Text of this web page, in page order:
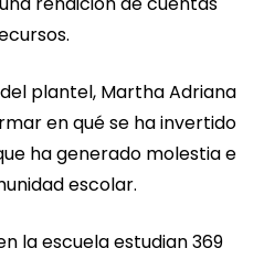
plantel, Martha Adriana
en qué se ha invertido
ha generado molestia e
escolar.
la escuela estudian 369